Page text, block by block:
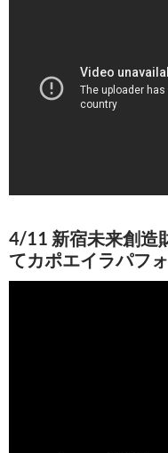
4/11 新宿未来創造
てカポエイラパフ